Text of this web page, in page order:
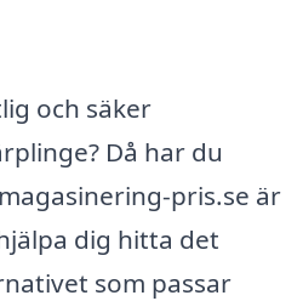
och säker
Då har du
pris.se är
dig hitta det
som passar